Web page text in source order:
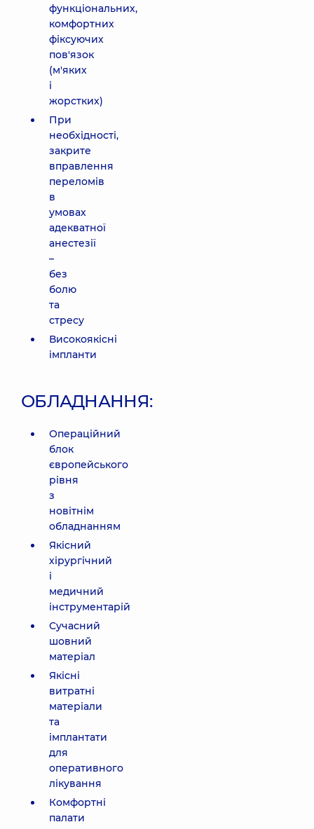
функціональних,
комфортних
фіксуючих
пов'язок
(м'яких
і
жорстких)
При
необхідності,
закрите
вправлення
переломів
в
умовах
адекватної
анестезії
–
без
болю
та
стресу
Високоякісні
імпланти
ОБЛАДНАННЯ:
Операційний
блок
європейського
рівня
з
новітнім
обладнанням
Якісний
хірургічний
і
медичний
інструментарій
Сучасний
шовний
матеріал
Якісні
витратні
матеріали
та
імплантати
для
оперативного
лікування
Комфортні
палати